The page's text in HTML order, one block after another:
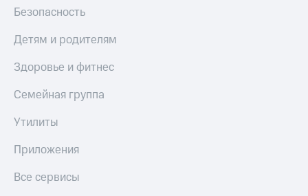
Безопасность
Детям и родителям
Здоровье и фитнес
Семейная группа
Утилиты
Приложения
Все сервисы